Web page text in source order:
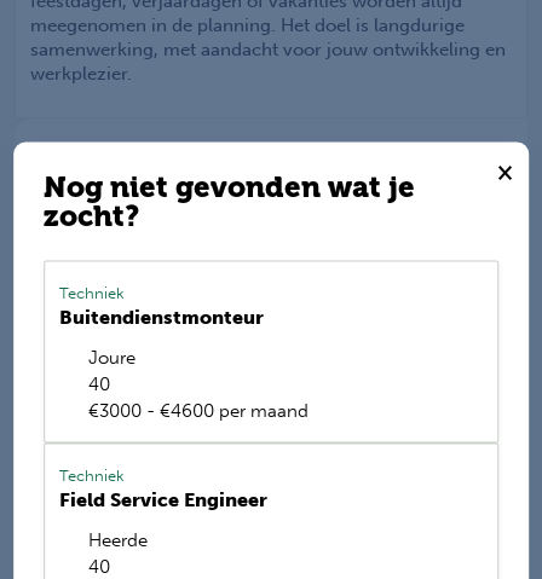
×
Nog niet gevonden wat je
zocht?
Techniek
Buitendienstmonteur
Joure
40
€3000 - €4600 per maand
Techniek
Field Service Engineer
Heerde
40
meegenomen in de planning. Het doel is langdurige
samenwerking, met aandacht voor jouw ontwikkeling en
werkplezier.
Werkis wordt beoordeeld
met een9.2
Deel deze vacature
E-mail mij de nieuwste vacatures
Name